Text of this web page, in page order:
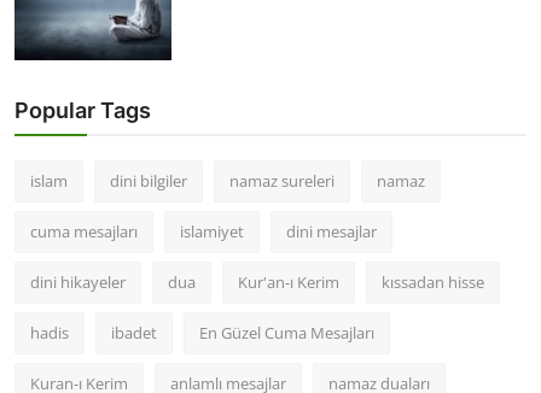
Popular Tags
islam dini bilgiler namaz sureleri namaz
cuma mesajları islamiyet dini mesajlar
dini hikayeler dua Kur'an-ı Kerim kıssadan hisse
hadis ibadet En Güzel Cuma Mesajları
Kuran-ı Kerim anlamlı mesajlar namaz duaları